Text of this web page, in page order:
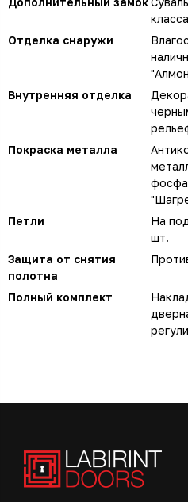
Отделка снаружи
Внутренняя отделка
Покраска металла
Петли
На
шт.
Защита от снятия
полотна
Полный комплект